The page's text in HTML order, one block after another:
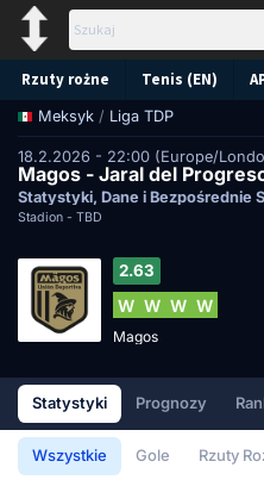
Rzuty rożne Tenis (EN)
Meksyk / Liga TDP
18.2.2026 - 22:00 (Europe/
Statystyki, Dane i Bezpośrednie
Stadion - TBD
2.63
W W W W
Magos
Statystyki Prognozy
Wszystkie Gole Rzuty